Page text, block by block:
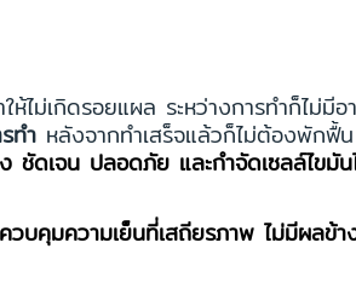
ห้ไม่เกิดรอยแผล ระหว่างการทำก็ไม่มี
ทำ หลังจากทำเสร็จแล้วก็ไม่ต้องพักฟื้
ชัดเจน ปลอดภัย และกำจัดเซลล์ไขมั
วบคุมความเย็นที่เสถียรภาพ ไม่มีผลข้า